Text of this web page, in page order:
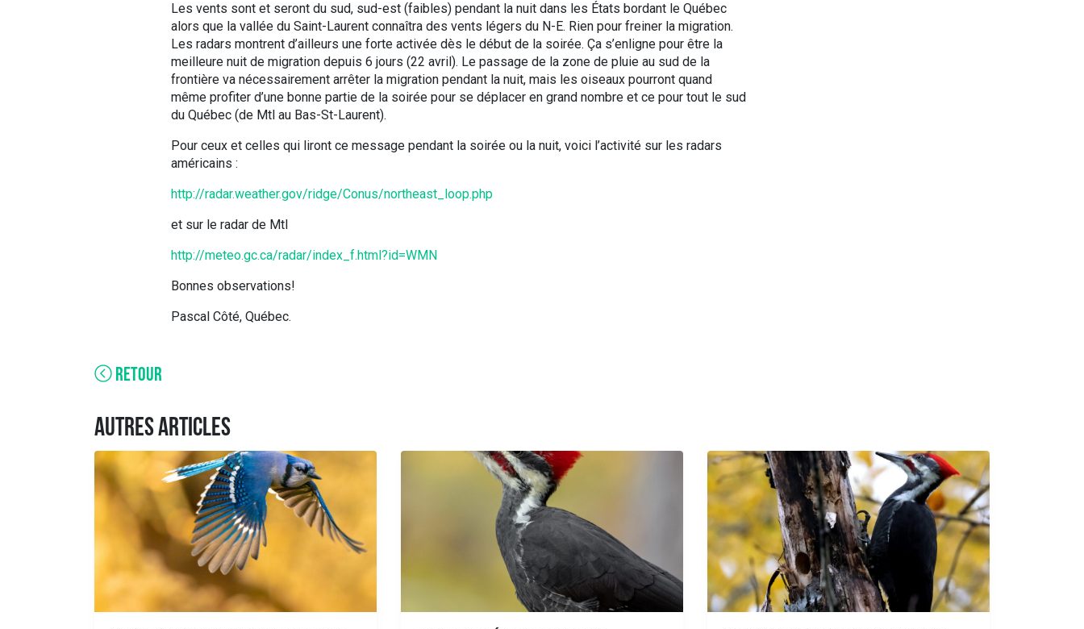
Les vents sont et seront du sud, sud-est (faibles) pendant la nuit dans les États bordant le Québec
alors que la vallée du Saint-Laurent connaîtra des vents légers du N-E. Rien pour freiner la migration.
Les radars montrent d’ailleurs une forte activée dès le début de la soirée. Ça s’enligne pour être la
meilleure nuit de migration depuis 6 jours (22 avril). Le passage de la zone de pluie au sud de la
frontière va nécessairement arrêter la migration pendant la nuit, mais les oiseaux pourront quand
même profiter d’une bonne partie de la soirée pour se déplacer en grand nombre et ce pour tout le sud
du Québec (de Mtl au Bas-St-Laurent).
Pour ceux et celles qui liront ce message pendant la soirée ou la nuit, voici l’activité sur les radars
américains :
http://radar.weather.gov/ridge/Conus/northeast_loop.php
et sur le radar de Mtl
http://meteo.gc.ca/radar/index_f.html?id=WMN
Bonnes observations!
Pascal Côté, Québec.
RETOUR
AUTRES ARTICLES